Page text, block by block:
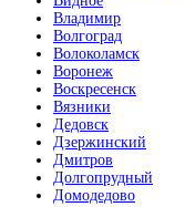
Владимир
Волгоград
Волоколамск
Воронеж
Воскресенск
Вязники
Дедовск
Дзержинский
Дмитров
Долгопрудный
Домодедово